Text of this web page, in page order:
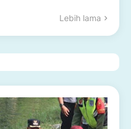
Lebih lama